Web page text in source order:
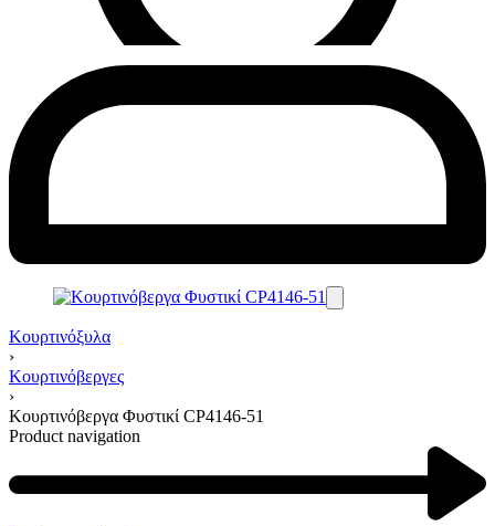
Κουρτινόξυλα
›
Κουρτινόβεργες
›
Κουρτινόβεργα Φυστικί CP4146-51
Product navigation